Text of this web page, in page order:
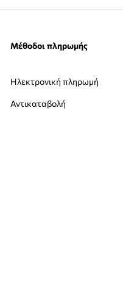
Μέθοδοι πληρωμής
Ηλεκτρονική πληρωμή
Αντικαταβολή